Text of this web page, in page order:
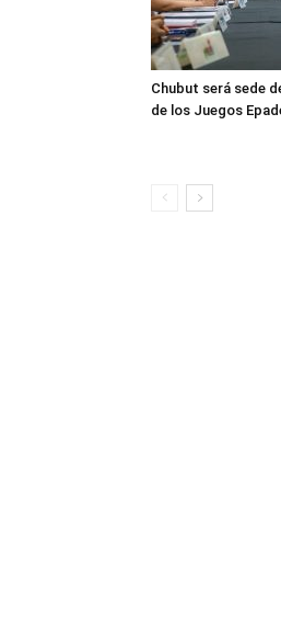
Chubut será sede
de los Juegos